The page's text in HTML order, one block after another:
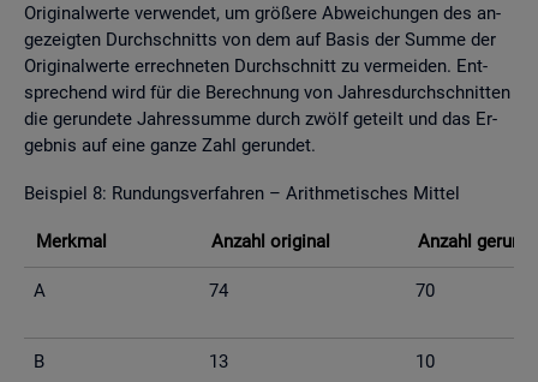
Ori­gi­nal­wer­te ver­wen­det, um grö­ße­re Ab­wei­chun­gen des an­
ge­zeig­ten Durch­schnitts von dem auf Basis der Summe der
Ori­gi­nal­wer­te er­rech­ne­ten Durch­schnitt zu ver­mei­den. Ent­
spre­chend wird für die Be­rech­nung von Jah­res­durch­schnit­ten
die ge­run­de­te Jah­res­sum­me durch zwölf ge­teilt und das Er­
geb­nis auf eine ganze Zahl ge­run­det.
Bei­spiel 8: Run­dungs­ver­fah­ren – Arith­me­ti­sches Mit­tel
Merk­mal An­zahl ori­gi­nal An­zahl
A 74 70
B 13 10